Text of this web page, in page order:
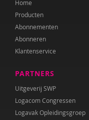
Mariëlle Cloin
Resi Damhuis
Annika de Haan
Kirsten Dijk
Leen Dom
Home
Producten
Abonnementen
Abonneren
Klantenservice
PARTNERS
Uitgeverij SWP
Logacom Congressen
Logavak Opleidingsgroep